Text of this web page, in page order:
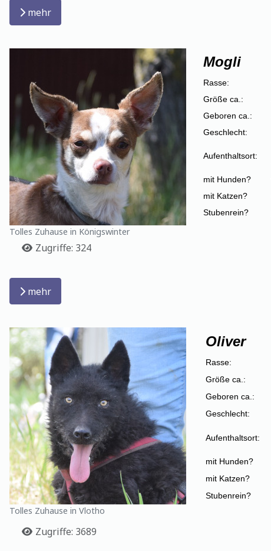
mehr
Tolles Zuhause in Königswinter
Mogli
Rasse:
Größe ca.:
Geboren ca.:
Geschlecht:
Aufenthaltsort:
mit Hunden?
mit Katzen?
Stubenrein?
Details
Zugriffe: 324
mehr
Tolles Zuhause in Vlotho
Oliver
Rasse:
Größe ca.:
Geboren ca.:
Geschlecht:
Aufenthaltsort:
mit Hunden?
mit Katzen?
Stubenrein?
Details
Zugriffe: 3689